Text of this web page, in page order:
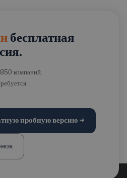
бесплатная
компаний.
пробную версию →